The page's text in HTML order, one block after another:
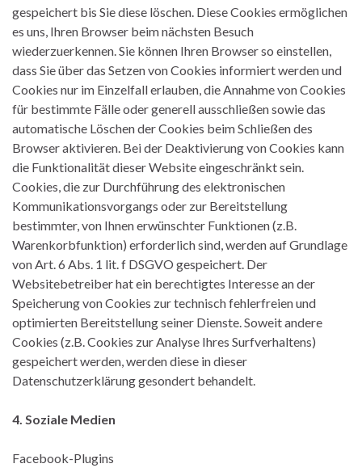
gespeichert bis Sie diese löschen. Diese Cookies ermöglichen
es uns, Ihren Browser beim nächsten Besuch
wiederzuerkennen. Sie können Ihren Browser so einstellen,
dass Sie über das Setzen von Cookies informiert werden und
Cookies nur im Einzelfall erlauben, die Annahme von Cookies
für bestimmte Fälle oder generell ausschließen sowie das
automatische Löschen der Cookies beim Schließen des
Browser aktivieren. Bei der Deaktivierung von Cookies kann
die Funktionalität dieser Website eingeschränkt sein.
Cookies, die zur Durchführung des elektronischen
Kommunikationsvorgangs oder zur Bereitstellung
bestimmter, von Ihnen erwünschter Funktionen (z.B.
Warenkorbfunktion) erforderlich sind, werden auf Grundlage
von Art. 6 Abs. 1 lit. f DSGVO gespeichert. Der
Websitebetreiber hat ein berechtigtes Interesse an der
Speicherung von Cookies zur technisch fehlerfreien und
optimierten Bereitstellung seiner Dienste. Soweit andere
Cookies (z.B. Cookies zur Analyse Ihres Surfverhaltens)
gespeichert werden, werden diese in dieser
Datenschutzerklärung gesondert behandelt.
4. Soziale Medien
Facebook-Plugins